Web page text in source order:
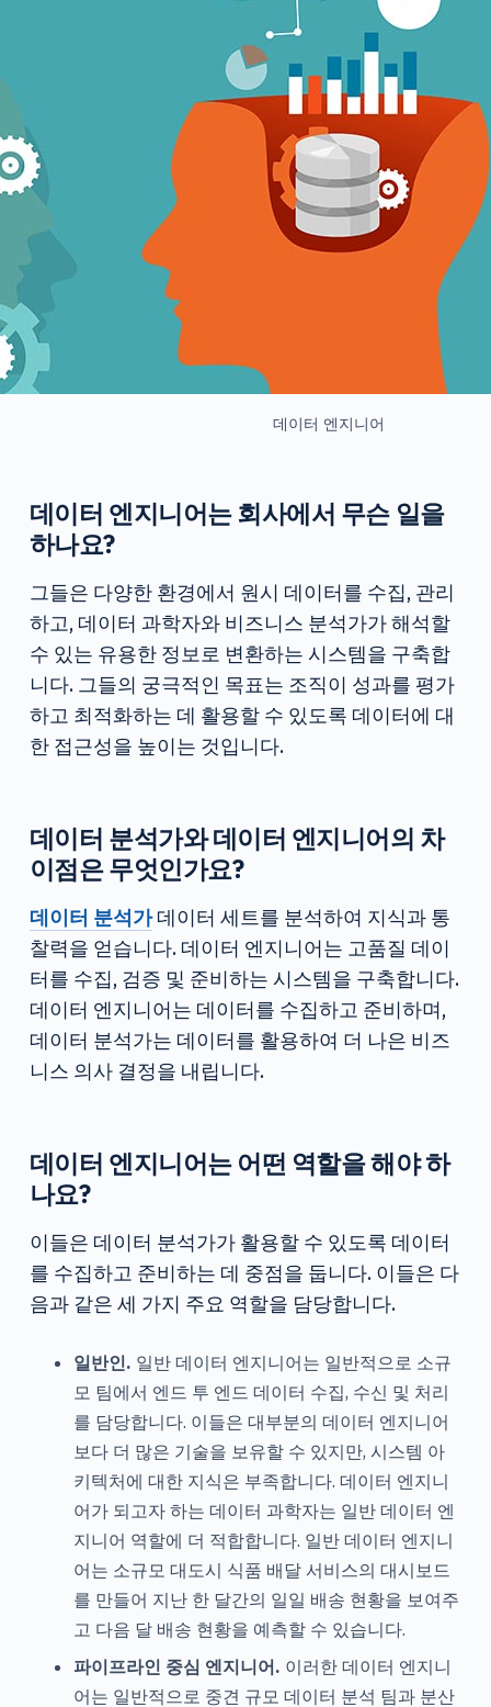
데이터 엔지니어
데이터 엔지니어는 회사에서 무슨 일을
하나요?
그들은 다양한 환경에서 원시 데이터를 수집, 관리
하고, 데이터 과학자와 비즈니스 분석가가 해석할
수 있는 유용한 정보로 변환하는 시스템을 구축합
니다. 그들의 궁극적인 목표는 조직이 성과를 평가
하고 최적화하는 데 활용할 수 있도록 데이터에 대
한 접근성을 높이는 것입니다.
데이터 분석가와 데이터 엔지니어의 차
이점은 무엇인가요?
데이터 분석가데이터 세트를 분석하여 지식과 통
찰력을 얻습니다. 데이터 엔지니어는 고품질 데이
터를 수집, 검증 및 준비하는 시스템을 구축합니다.
데이터 엔지니어는 데이터를 수집하고 준비하며,
데이터 분석가는 데이터를 활용하여 더 나은 비즈
니스 의사 결정을 내립니다.
데이터 엔지니어는 어떤 역할을 해야 하
나요?
이들은 데이터 분석가가 활용할 수 있도록 데이터
를 수집하고 준비하는 데 중점을 둡니다. 이들은 다
음과 같은 세 가지 주요 역할을 담당합니다.
일반인. 일반 데이터 엔지니어는 일반적으로 소규
모 팀에서 엔드 투 엔드 데이터 수집, 수신 및 처리
를 담당합니다. 이들은 대부분의 데이터 엔지니어
보다 더 많은 기술을 보유할 수 있지만, 시스템 아
키텍처에 대한 지식은 부족합니다. 데이터 엔지니
어가 되고자 하는 데이터 과학자는 일반 데이터 엔
지니어 역할에 더 적합합니다. 일반 데이터 엔지니
어는 소규모 대도시 식품 배달 서비스의 대시보드
를 만들어 지난 한 달간의 일일 배송 현황을 보여주
고 다음 달 배송 현황을 예측할 수 있습니다.
파이프라인 중심 엔지니어. 이러한 데이터 엔지니
어는 일반적으로 중견 규모 데이터 분석 팀과 분산